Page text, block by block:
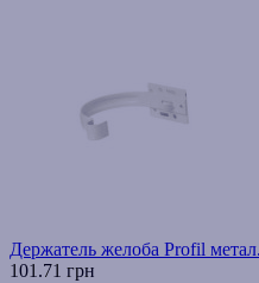
Держатель желоба Profil
101.71 грн